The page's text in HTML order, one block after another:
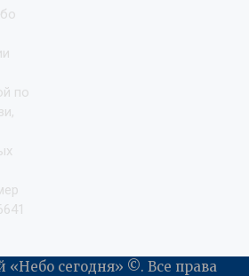
по
«Небо сегодня» ©. Все права